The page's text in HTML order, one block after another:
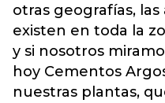
otras geografías,
existen en toda la
y si nosotros
hoy Cementos
nuestras plantas,